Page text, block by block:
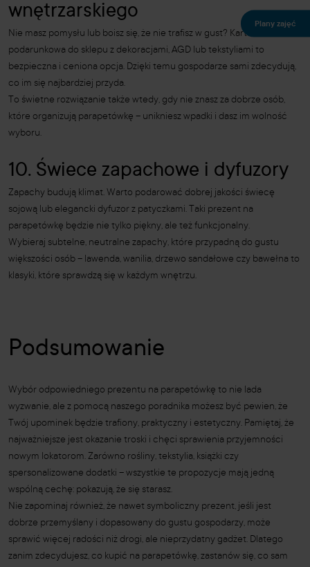
wnętrzarskiego
Nie masz pomysłu lub boisz się, że nie trafisz w gust? Karta
podarunkowa do sklepu z dekoracjami, AGD lub tekstyliami to
bezpieczna i ceniona opcja. Dzięki temu gospodarze sami zdecydują,
co im się najbardziej przyda.
To świetne rozwiązanie także wtedy, gdy nie znasz za dobrze osób,
które organizują parapetówkę – unikniesz wpadki i dasz im wolność
wyboru.
10. Świece zapachowe i dyfuzory
Zapachy budują klimat. Warto podarować dobrej jakości świecę
sojową lub elegancki dyfuzor z patyczkami. Taki prezent na
parapetówkę będzie nie tylko piękny, ale też funkcjonalny.
Wybieraj subtelne, neutralne zapachy, które przypadną do gustu
większości osób – lawenda, wanilia, drzewo sandałowe czy bawełna to
klasyki, które sprawdzą się w każdym wnętrzu.
Podsumowanie
Wybór odpowiedniego prezentu na parapetówkę to nie lada
wyzwanie, ale z pomocą naszego poradnika możesz być pewien, że
Twój upominek będzie trafiony, praktyczny i estetyczny. Pamiętaj, że
najważniejsze jest okazanie troski i chęci sprawienia przyjemności
nowym lokatorom. Zarówno rośliny, tekstylia, książki czy
spersonalizowane dodatki – wszystkie te propozycje mają jedną
wspólną cechę: pokazują, że się starasz.
Nie zapominaj również, że nawet symboliczny prezent, jeśli jest
dobrze przemyślany i dopasowany do gustu gospodarzy, może
sprawić więcej radości niż drogi, ale nieprzydatny gadżet. Dlatego
zanim zdecydujesz, co kupić na parapetówkę, zastanów się, co sam
Plany zajęć